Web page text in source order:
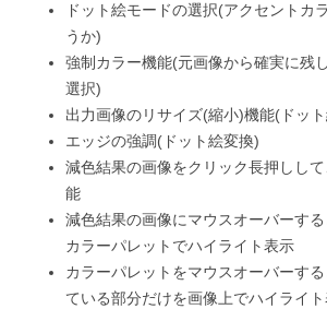
ドット絵モードの選択(アクセントカ
うか)
強制カラー機能(元画像から確実に残
選択)
出力画像のリサイズ(縮小)機能(ドッ
エッジの強調(ドット絵変換)
減色結果の画像をクリック長押しし
能
減色結果の画像にマウスオーバーす
カラーパレットでハイライト表示
カラーパレットをマウスオーバーす
ている部分だけを画像上でハイライ